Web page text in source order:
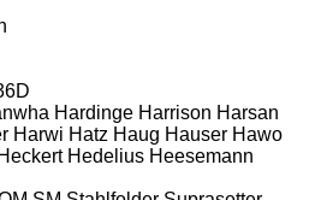
Hardinge Harrison Harsan
Harwi Hatz Haug Hauser Hawo
Heckert Hedelius Heesemann